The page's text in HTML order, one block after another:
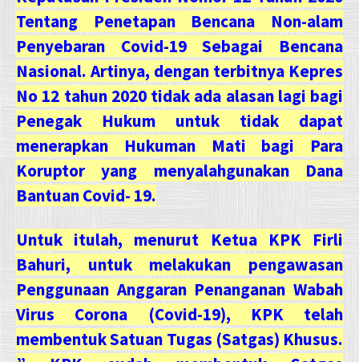
Tentang Penetapan Bencana Non-alam
Penyebaran Covid-19 Sebagai Bencana
Nasional. Artinya, dengan terbitnya Kepres
No 12 tahun 2020 tidak ada alasan lagi bagi
Penegak Hukum untuk tidak dapat
menerapkan Hukuman Mati bagi Para
Koruptor yang menyalahgunakan Dana
Bantuan Covid- 19.
Untuk itulah, menurut Ketua KPK Firli
Bahuri, untuk melakukan pengawasan
Penggunaan Anggaran Penanganan Wabah
Virus Corona (Covid-19), KPK telah
membentuk Satuan Tugas (Satgas) Khusus.